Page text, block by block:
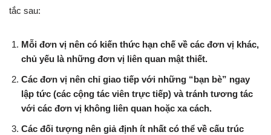
tắc sau:
Mỗi đơn vị nên có kiến thức hạn chế về các đơn vị khác,
chủ yếu là những đơn vị liên quan mật thiết.
Các đơn vị nên chỉ giao tiếp với những “bạn bè” ngay
lập tức (các cộng tác viên trực tiếp) và tránh tương tác
với các đơn vị không liên quan hoặc xa cách.
Các đối tượng nên giả định ít nhất có thể về cấu trúc